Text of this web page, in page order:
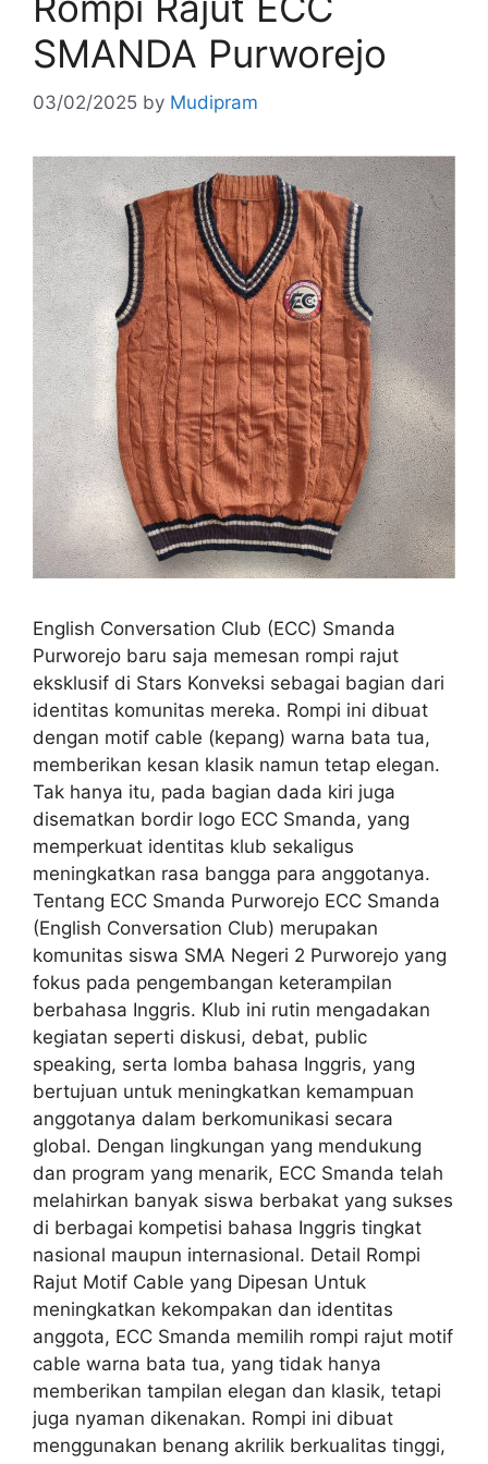
SMANDA Purworejo
03/02/2025 by Mudipram
English Conversation Club (ECC) Smanda
Purworejo baru saja memesan rompi rajut
eksklusif di Stars Konveksi sebagai bagian dari
identitas komunitas mereka. Rompi ini dibuat
dengan motif cable (kepang) warna bata tua,
memberikan kesan klasik namun tetap elegan.
Tak hanya itu, pada bagian dada kiri juga
disematkan bordir logo ECC Smanda, yang
memperkuat identitas klub sekaligus
meningkatkan rasa bangga para anggotanya.
Tentang ECC Smanda Purworejo ECC Smanda
(English Conversation Club) merupakan
komunitas siswa SMA Negeri 2 Purworejo yang
fokus pada pengembangan keterampilan
berbahasa Inggris. Klub ini rutin mengadakan
kegiatan seperti diskusi, debat, public
speaking, serta lomba bahasa Inggris, yang
bertujuan untuk meningkatkan kemampuan
anggotanya dalam berkomunikasi secara
global. Dengan lingkungan yang mendukung
dan program yang menarik, ECC Smanda telah
melahirkan banyak siswa berbakat yang sukses
di berbagai kompetisi bahasa Inggris tingkat
nasional maupun internasional. Detail Rompi
Rajut Motif Cable yang Dipesan Untuk
meningkatkan kekompakan dan identitas
anggota, ECC Smanda memilih rompi rajut motif
cable warna bata tua, yang tidak hanya
memberikan tampilan elegan dan klasik, tetapi
juga nyaman dikenakan. Rompi ini dibuat
menggunakan benang akrilik berkualitas tinggi,